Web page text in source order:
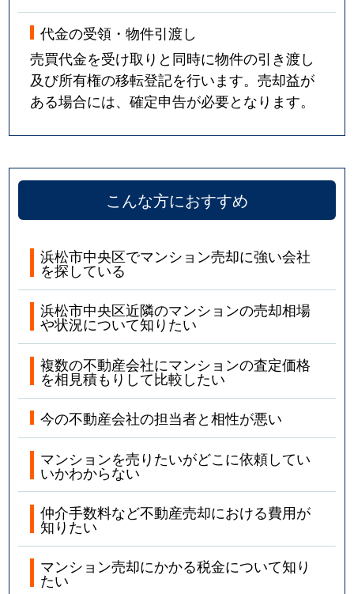
代金の受領・物件引渡し
売買代金を受け取りと同時に物件の引き渡し
及び所有権の移転登記を行います。売却益が
ある場合には、確定申告が必要となります。
こんな方におすすめ
浜松市中央区でマンション売却に強い会社
を探している
浜松市中央区近隣のマンションの売却相場
や状況について知りたい
複数の不動産会社にマンションの査定価格
を相見積もりして比較したい
今の不動産会社の担当者と相性が悪い
マンションを売りたいがどこに依頼してい
いかわからない
仲介手数料など不動産売却における費用が
知りたい
マンション売却にかかる税金について知り
たい